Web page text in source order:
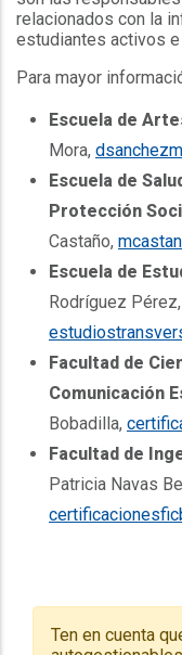
relacionados con la
estudiantes activos
Para mayor
Escuela de
Mora,
Escuela de
Protección
Castaño,
Escuela de
Rodríguez Pérez,
Facultad de
Comunicación
Bobadilla,
Facultad de
Patricia Navas
Ten en cuenta